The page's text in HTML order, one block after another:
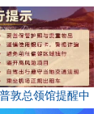
敦总领馆提醒中